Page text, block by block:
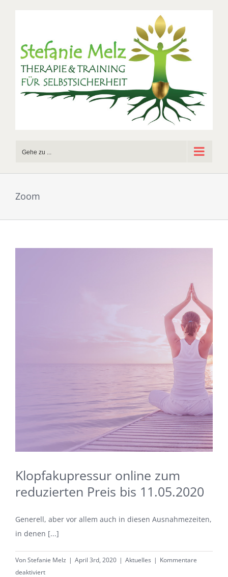
Gehe zu ...
Zoom
Klopfakupressur online zum
reduzierten Preis bis 11.05.2020
Generell, aber vor allem auch in diesen Ausnahmezeiten,
in denen [...]
VonStefanie Melz | April 3rd, 2020 | Aktuelles | Kommentare
deaktiviertfür